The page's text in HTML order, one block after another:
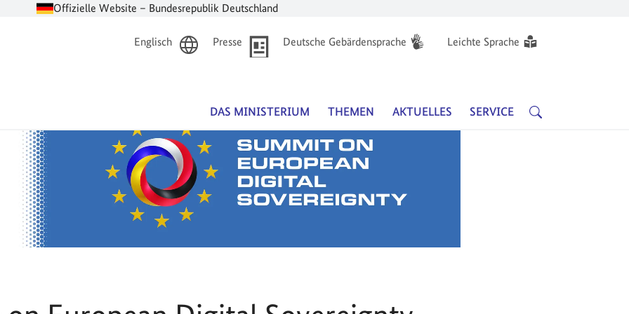
Offizielle Website – Bundesrepublik Deutschland
Englisch Presse Deutsche Gebärdensprache Leichte Sprache
DAS MINISTERIUM THEMEN AKTUELLES SERVICE SUCHE